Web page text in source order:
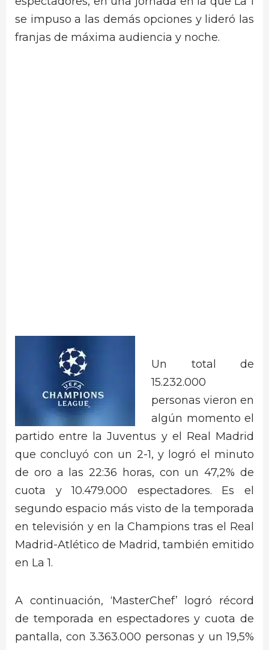
se impuso a las demás opciones y lideró las
franjas de máxima audiencia y noche.
Un total de
15.232.000
personas vieron en
algún momento el
partido entre la Juventus y el Real Madrid
que concluyó con un 2-1, y logró el minuto
de oro a las 22:36 horas, con un 47,2% de
cuota y 10.479.000 espectadores. Es el
segundo espacio más visto de la temporada
en televisión y en la Champions tras el Real
Madrid-Atlético de Madrid, también emitido
en La 1.
A continuación, ‘MasterChef’ logró récord
de temporada en espectadores y cuota de
pantalla, con 3.363.000 personas y un 19,5%